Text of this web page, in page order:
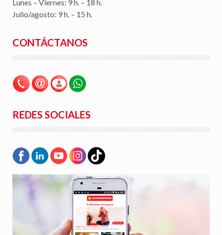
Lunes – Viernes: 9 h. – 18 h.
Julio/agosto: 9 h. – 15 h.
CONTÁCTANOS
REDES SOCIALES